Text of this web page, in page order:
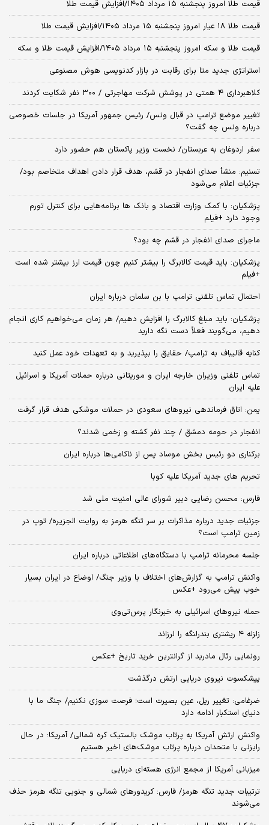
قیمت طلا امروز پنجشنبه ۱۵ مرداد ۱۴۰۵/افزایش قیمت طلا
قیمت طلا ۱۸ عیار امروز پنجشنبه ۱۵ مرداد ۱۴۰۵/افزایش قیمت طلا
قیمت طلا و سکه امروز پنجشنبه ۱۵ مرداد ۱۴۰۵/افزایش قیمت طلا و سکه
استراتژی جدید متا برای رقابت در بازار کدنویسی هوش مصنوعی
کلاهبرداری ۴ همتی در پوشش شرکت مهاجرتی / ۳۰۰ نفر شکایت کردند
تغییر موضع ترامپ در قبال ونس/ رئیس جمهور آمریکا در جلسات خصوصی
درباره ونس چه گفت؟
سفر اردوغان به عربستان/ نخست وزیر پاکستان هم حضور دارد
تسنیم: منشأ صدای انفجار در قشم، هدف قرار دادن اهداف متخاصم بود/
جزئیات اعلام می‌شود
پزشکیان: با کمک وزارت اقتصاد و بانک ها برنامه‌هایی برای کنترل تورم
وجود دارد +فیلم
ماجرای صدای انفجار در قشم چه بود؟
پزشکیان: باید قیمت کالابرگ را بیشتر کنیم چون قیمت ارز بیشتر شده است
+فیلم
احتمال تماس تلفنی ترامپ با بن سلمان درباره ایران
پزشکیان: باید مبلغ کالابرگ را افزایش دهیم/ هر زمان می‌خواهیم کاری انجام
دهیم، می‌گویند فعلاً دست نگه دارید
کنایه قالیباف به ترامپ/ حقایق را بپذیرید و به تعهدات خود عمل کنید
تماس تلفنی وزیران خارجه ایران و موریتانی درباره حملات آمریکا و اسرائیل
علیه ایران
یمن: اتاق فرماندهی نیروهای سعودی در حملات موشکی هدف قرار گرفت
انفجار در حومه دمشق / چند نفر کشته و زخمی شدند؟
برکناری دو رئیس بخش موساد پس از ناکامی‌ها درباره ایران
تحریم های جدید آمریکا علیه کوبا
فارس: محسن رضایی دبیر شورای عالی امنیت ملی شد
جزئیات جدید درباره مذاکرات بر سر تنگه هرمز به روایت الجزیره/ توپ در
زمین ترامپ است؟
جلسه محرمانه ترامپ با دستگاه‌های اطلاعاتی درباره ایران
واکنش ترامپ به گزارش‌های اختلاف با وزیر جنگ/ اوضاع در ایران بسیار
خوب پیش می‌رود +عکس
حمله نیروهای اسرائیلی به خبرنگار پرس‌تی‌وی
زلزله ۴ ریشتری بندرلنگه را لرزاند
رونمایی رئال مادرید از گرانترین خرید تاریخ +عکس
پیشکسوت نیروی دریایی ارتش درگذشت
ضرغامی: تغییر ریل، عین بصیرت است؛ فرصت سوزی نکنیم/ جنگ ما با
دنیای استکبار ادامه دارد
واکنش ارتش آمریکا به پرتاب موشک بالستیک کره شمالی/ آمریکا: در حال
رایزنی با متحدان درباره پرتاب موشک‌های اخیر هستیم
میزبانی آمریکا از مجمع انرژی هسته‌ای دریایی
ترتیبات جدید تنگه هرمز/ فارس: کریدورهای شمالی و جنوبی تنگه هرمز حذف
می‌شوند